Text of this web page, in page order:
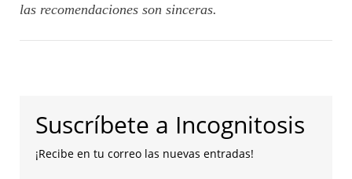
las recomendaciones son sinceras.
Suscríbete a Incognitosis
¡Recibe en tu correo las nuevas entradas!